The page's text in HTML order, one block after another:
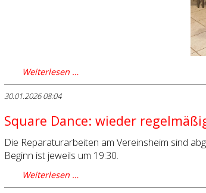
Weiterlesen …
30.01.2026 08:04
Square Dance: wieder
Die Reparaturarbeiten am Vereinsheim sind
Beginn ist jeweils um 19:30.
Weiterlesen …